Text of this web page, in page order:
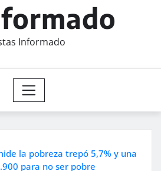
Informado
la pobreza trepó 5,7% y una
para no ser pobre